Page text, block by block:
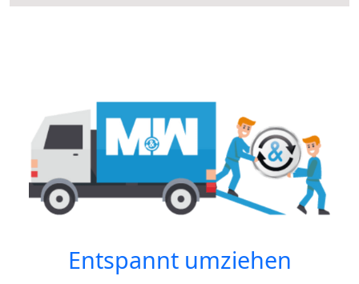
Entspannt umziehen